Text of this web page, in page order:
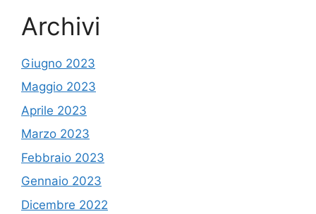
Archivi
Giugno 2023
Maggio 2023
Aprile 2023
Marzo 2023
Febbraio 2023
Gennaio 2023
Dicembre 2022